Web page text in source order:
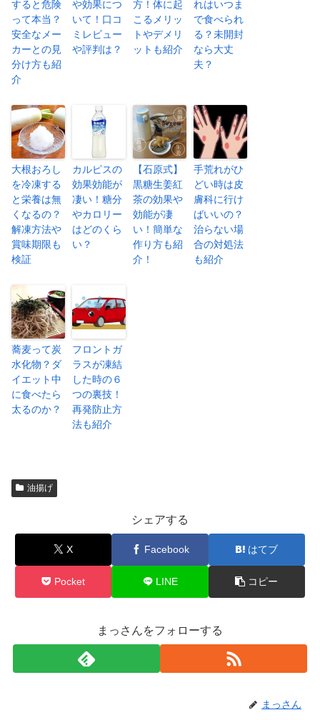
すると危険
って本当？
安全なメー
カーとの見
分け方も紹
介
や効果につ
いて！口コ
ミレビュー
や評判は？
方！体に起
こるメリッ
トやデメリ
ットも紹介
れはいつま
で食べられ
る？未開封
なら大丈
夫？
大根おろし
を冷凍する
と栄養は無
くなるの？
解凍方法や
賞味期限も
検証
カルピスの
効果効能が
凄い！糖分
やカロリー
はどのくら
い？
【石原式】
黒糖生姜紅
茶の効果や
効能が凄
い！簡単な
作り方も紹
介！
手荒れがひ
どい時は皮
膚科に行け
ばいいの？
治らない場
合の対処法
も紹介
蕎麦って炭
水化物？ダ
イエット中
に食べたら
太るのか？
フロントガ
ラスが凍結
した時の６
つの裏技！
再発防止方
法も紹介
油揚げ
シェアする
X Facebook はてブ
Pocket LINE コピー
まっさんをフォローする
まっさん